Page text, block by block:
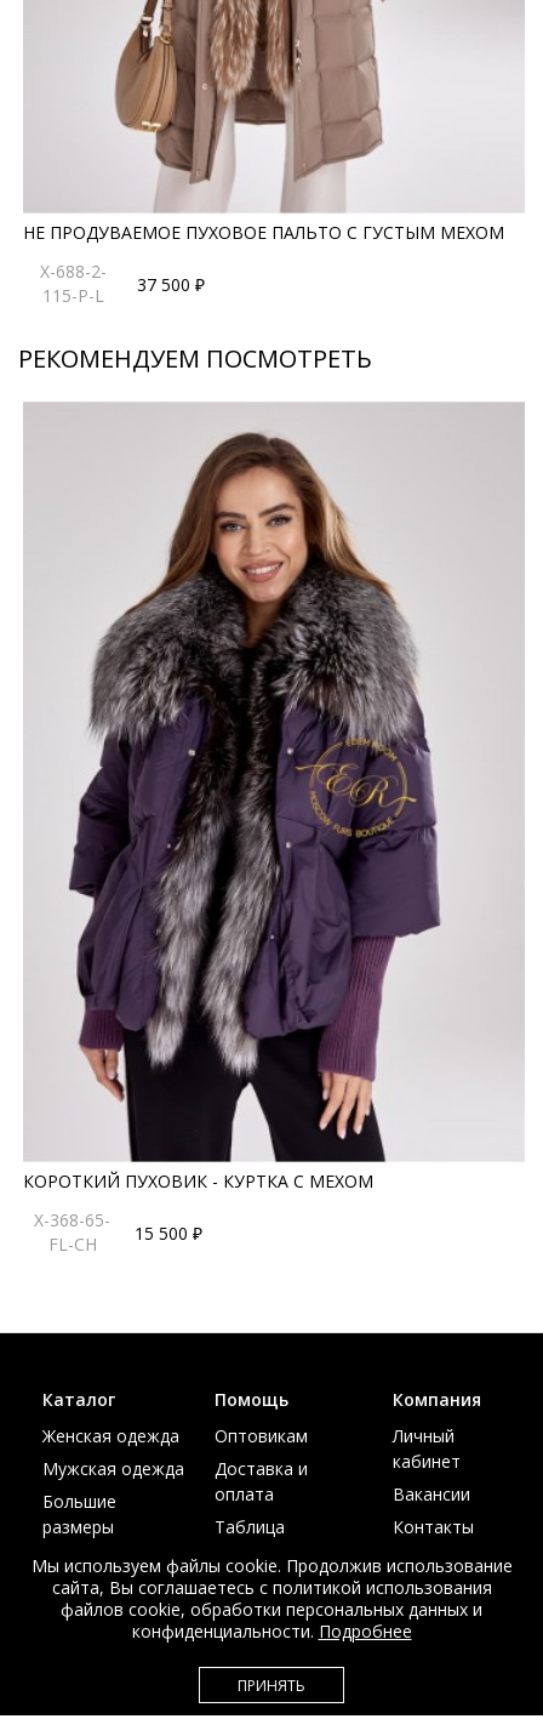
НЕ ПРОДУВАЕМОЕ ПУХОВОЕ ПАЛЬТО С ГУСТЫМ МЕХОМ
X-688-2-
115-P-L
37 500 ₽
РЕКОМЕНДУЕМ ПОСМОТРЕТЬ
КОРОТКИЙ ПУХОВИК - КУРТКА С МЕХОМ
X-368-65-
FL-CH
15 500 ₽
© Интернет магазин верхней одежды из меха и кожи
EDEM-ROOM 2011-2026
Каталог
Женская одежда
Мужская одежда
Большие
размеры
Акции
Помощь
Оптовикам
Доставка и
оплата
Таблица
Компания
Личный
кабинет
Вакансии
Контакты
Мы используем файлы cookie. Продолжив использование
сайта, Вы соглашаетесь с политикой использования
файлов cookie, обработки персональных данных и
конфиденциальности. Подробнее
ПРИНЯТЬ